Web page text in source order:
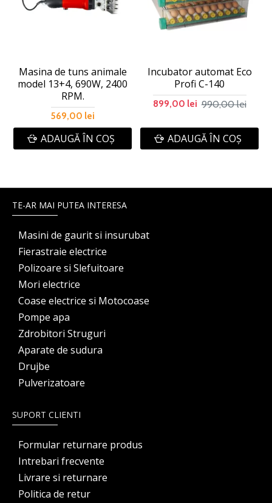
Masina de tuns animale
model 13+4, 690W, 2400
RPM.
569,00 lei
ADAUGĂ ÎN COŞ
Incubator automat Eco
Profi C-140
899,00 lei 990,00 lei
ADAUGĂ ÎN COŞ
TE-AR MAI PUTEA INTERESA
Masini de gaurit si insurubat
Fierastraie electrice
Polizoare si Slefuitoare
Mori electrice
Coase electrice si Motocoase
Pompe apa
Zdrobitori Struguri
Aparate de sudura
Drujbe
Pulverizatoare
SUPORT CLIENTI
Formular returnare produs
Intrebari frecvente
Livrare si returnare
Politica de retur